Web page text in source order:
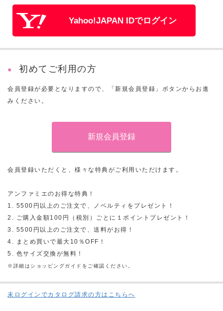
Yahoo!JAPAN IDでログイン
初めてご利用の方
会員登録が必要となりますので、「新規会員登録」ボタンからお進
みください。
会員登録いただくと、様々な特典がご利用いただけます。
アンファミエのお得な特典！
1. 5500円以上のご注文で、ノベルティをプレゼント！
2. ご購入金額100円（税別）ごとに１ポイントプレゼント！
3. 5500円以上のご注文で、送料がお得！
4. まとめ買いで最大10％OFF！
5. 色サイズ交換が無料！
※詳細はショッピングガイドをご確認ください。
未ログインでカタログ請求の方はこちらへ